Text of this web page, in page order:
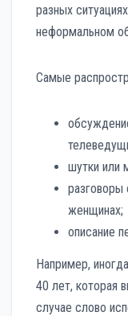
разных
неформальном
Самые
шутки или
разговоры
женщинах;
описание
Например,
40 лет, которая
случае слово